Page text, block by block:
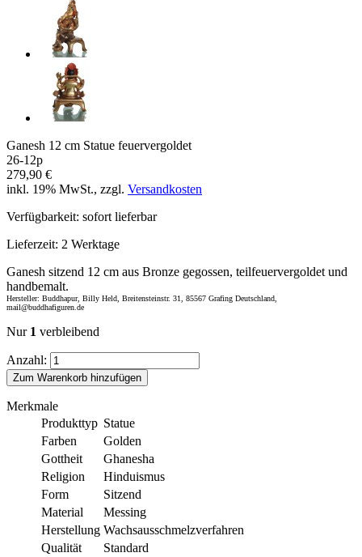
Ganesh 12 cm Statue feuervergoldet
26-12p
279,90 €
inkl. 19% MwSt., zzgl. Versandkosten
Verfügbarkeit: sofort lieferbar
Lieferzeit: 2 Werktage
Ganesh sitzend 12 cm aus Bronze gegossen, teilfeuervergoldet und
handbemalt.
Hersteller: Buddhapur, Billy Held, Breitensteinstr. 31, 85567 Grafing Deutschland,
mail@buddhafiguren.de
Nur 1 verbleibend
Anzahl:
Zum Warenkorb hinzufügen
Merkmale
Produkttyp Statue
Farben
Golden
Gottheit
Ghanesha
Religion
Hinduismus
Form
Sitzend
Material
Messing
Herstellung Wachsausschmelzverfahren
Qualität
Standard